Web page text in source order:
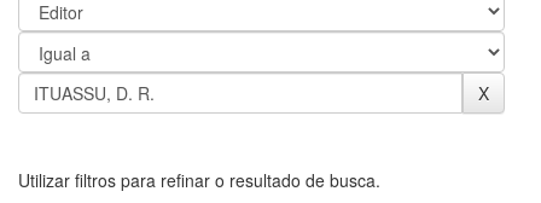
Utilizar filtros para refinar o resultado de busca.